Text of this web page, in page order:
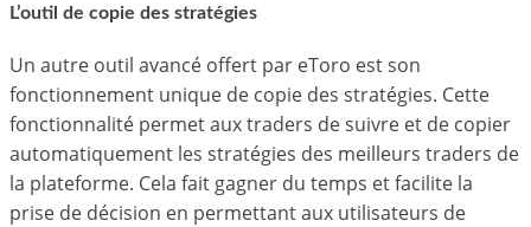
L’outil de copie des stratégies
Un autre outil avancé offert par eToro est son
fonctionnement unique de copie des stratégies. Cette
fonctionnalité permet aux traders de suivre et de copier
automatiquement les stratégies des meilleurs traders de
la plateforme. Cela fait gagner du temps et facilite la
prise de décision en permettant aux utilisateurs de